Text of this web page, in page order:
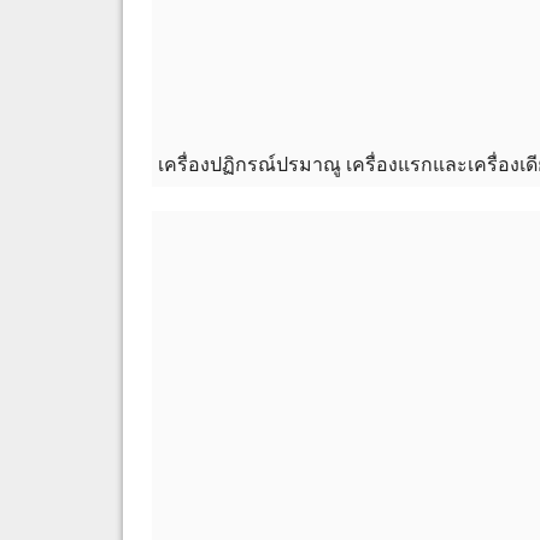
เครื่องปฏิกรณ์ปรมาณู เครื่องแรกและเครื่องเ